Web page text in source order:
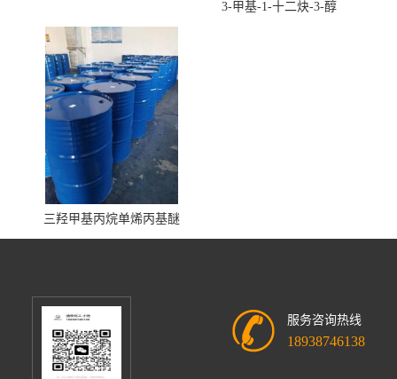
3-甲基-1-十二炔-3-醇
三羟甲基丙烷单烯丙基醚
服务咨询热线
18938746138